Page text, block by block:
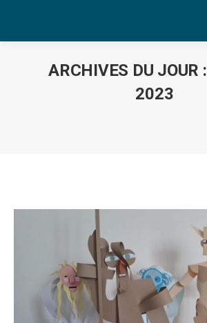
ARCHIVES DU JOUR :
2023